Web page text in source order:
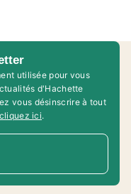
utilisée pour vous
d'Hachette
vous désinscrire à tout
cliquez ici.